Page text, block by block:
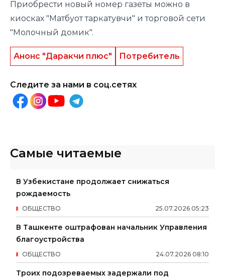
Приобрести новый номер газеты можно в
киосках "Матбуот таркатувчи" и торговой сети
"Молочный домик".
Анонс "Даракчи плюс" Потребитель
Следите за нами в соц.сетях
Самые читаемые
В Узбекистане продолжает снижаться
рождаемость
25.07.2026 05:23
ОБЩЕСТВО
В Ташкенте оштрафован начальник Управления
благоустройства
24.07.2026 08:10
ОБЩЕСТВО
Троих подозреваемых задержали под